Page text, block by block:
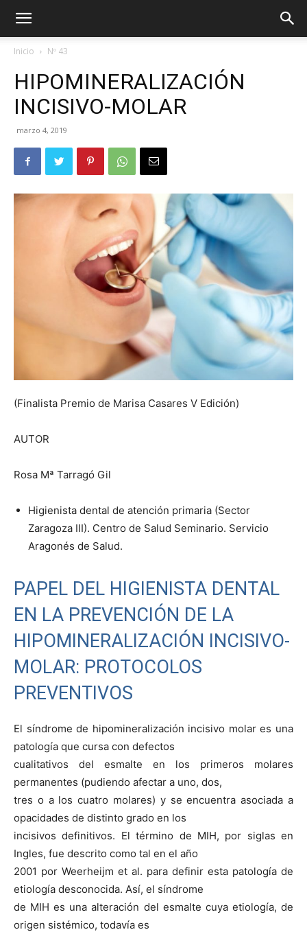
Inicio Nº 43
HIPOMINERALIZACIÓN
INCISIVO-MOLAR
marzo 4, 2019
(Finalista Premio de Marisa Casares V Edición)
AUTOR
Rosa Mª Tarragó Gil
Higienista dental de atención primaria (Sector
Zaragoza III). Centro de Salud Seminario. Servicio
Aragonés de Salud.
PAPEL DEL HIGIENISTA DENTAL
EN LA PREVENCIÓN DE LA
HIPOMINERALIZACIÓN INCISIVO-
MOLAR: PROTOCOLOS
PREVENTIVOS
El síndrome de hipomineralización incisivo molar es una
patología que cursa con defectos
cualitativos del esmalte en los primeros molares
permanentes (pudiendo afectar a uno, dos,
tres o a los cuatro molares) y se encuentra asociada a
opacidades de distinto grado en los
incisivos definitivos. El término de MIH, por siglas en
Ingles, fue descrito como tal en el año
2001 por Weerheijm et al. para definir esta patología de
etiología desconocida. Así, el síndrome
de MIH es una alteración del esmalte cuya etiología, de
origen sistémico, todavía es